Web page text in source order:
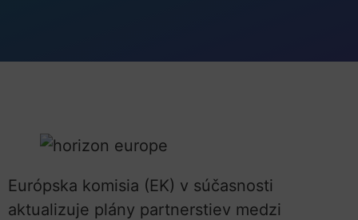
Európska komisia (EK) v súčasnosti
aktualizuje plány partnerstiev medzi